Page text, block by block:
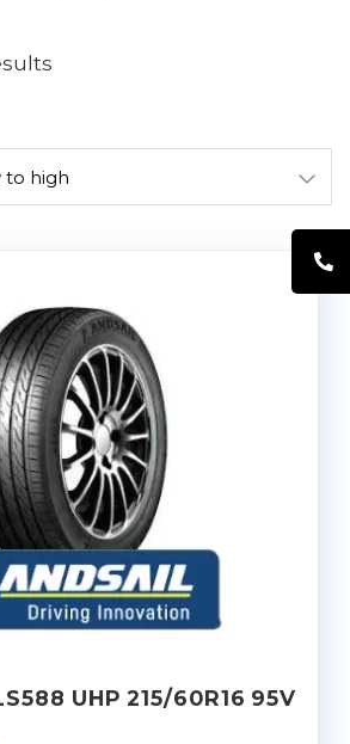
UHP 215/60R16 95V